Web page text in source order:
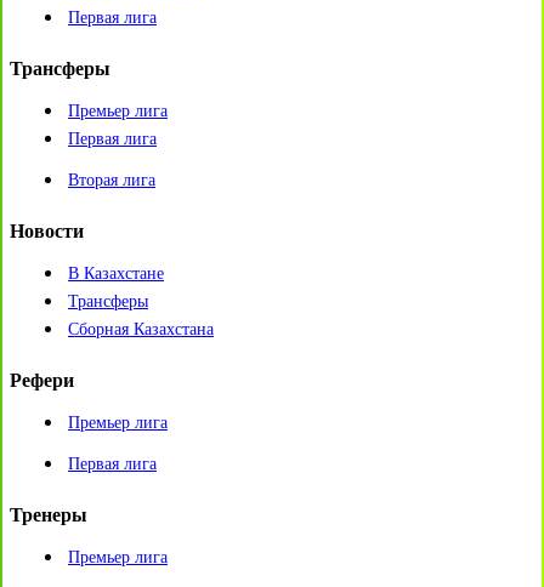
Первая лига
Трансферы
Премьер лига
Первая лига
Вторая лига
Новости
В Казахстане
Трансферы
Сборная Казахстана
Рефери
Премьер лига
Первая лига
Тренеры
Премьер лига